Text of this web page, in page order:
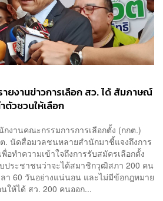
ยงานข่าวการเลือก สว. ได้ สัมภาษณ์
ตัวชวนให้เลือก
งานคณะกรรมการการเลือกตั้ง (กกต.)
. นัดสื่อมวลชนหลายสำนักมาชี้แจงถึงการ
อทำความเข้าใจถึงการรับสมัครเลือกตั้ง
ประชาชนว่าจะได้สมาชิกวุฒิสภา 200 คน
า 60 วันอย่างแน่นอน และไม่มีข้อกฎหมาย
ให้ได้ สว. 200 คนออก...